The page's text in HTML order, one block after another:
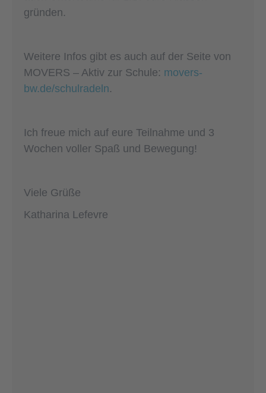
gründen.
Weitere Infos gibt es auch auf der Seite von
MOVERS – Aktiv zur Schule: movers-
bw.de/schulradeln.
Ich freue mich auf eure Teilnahme und 3
Wochen voller Spaß und Bewegung!
Viele Grüße
Katharina Lefevre